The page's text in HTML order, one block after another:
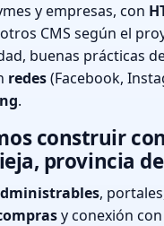
y empresas, con
CMS según el
buenas prácticas
redes(Facebook,
.
construir
provincia
,
y conexión